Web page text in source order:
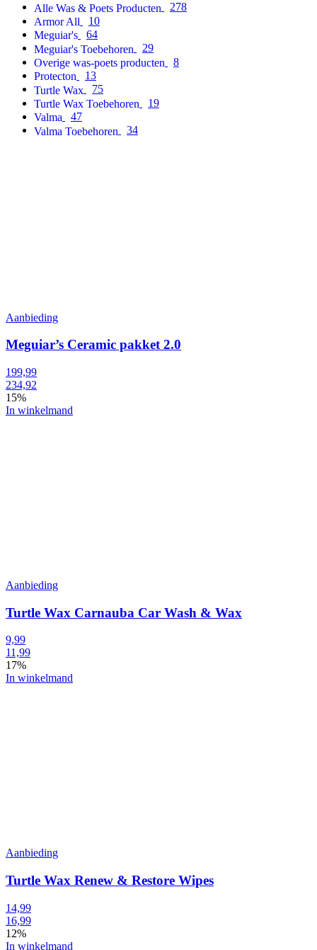
Alle Was & Poets Producten
278
Armor All
10
Meguiar's
64
Meguiar's Toebehoren
29
Overige was-poets producten
8
Protecton
13
Turtle Wax
75
Turtle Wax Toebehoren
19
Valma
47
Valma Toebehoren
34
Aanbieding
Meguiar’s Ceramic pakket 2.0
199,99
234,92
15%
In winkelmand
Aanbieding
Turtle Wax Carnauba Car Wash & Wax
9,99
11,99
17%
In winkelmand
Aanbieding
Turtle Wax Renew & Restore Wipes
14,99
16,99
12%
In winkelmand